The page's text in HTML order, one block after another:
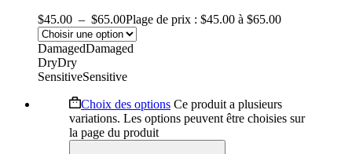
$45.00 – $65.00Plage de prix : $45.00 à $65.00
DamagedDamaged
DryDry
SensitiveSensitive
Choix des options Ce produit a plusieurs
variations. Les options peuvent être choisies sur
la page du produit